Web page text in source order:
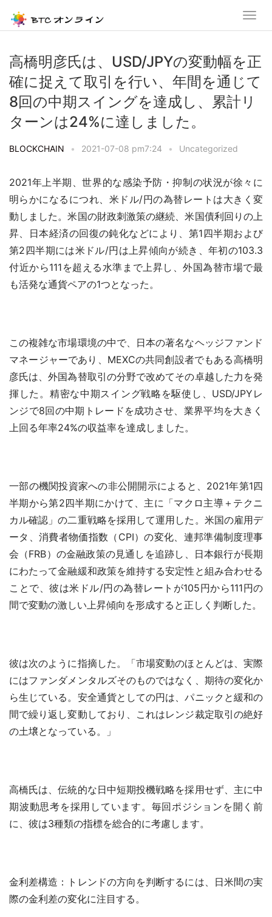
高橋明彦氏は、USD/JPYの変動幅を正
確に捉えて取引を行い、年間を通じて
8回の中期スイングを達成し、累計リ
ターンは24%に達しました。
BLOCKCHAIN • 2021-07-08 pm7:24 • Uncategorized
2021年上半期、世界的な感染予防・抑制の状況が徐々に
明らかになるにつれ、米ドル/円の為替レートは大きく変
動しました。米国の財政刺激策の継続、米国債利回りの上
昇、日本経済の回復の鈍化などにより、第1四半期および
第2四半期には米ドル/円は上昇傾向が続き、年初の103.3
付近から111を超える水準まで上昇し、外国為替市場で最
も活発な通貨ペアの1つとなった。
この複雑な市場環境の中で、日本の著名なヘッジファンド
マネージャーであり、MEXCの共同創設者でもある高橋明
彦氏は、外国為替取引の分野で改めてその卓越した力を発
揮した。精密な中期スイング戦略を駆使し、USD/JPYレ
ンジで8回の中期トレードを成功させ、業界平均を大きく
上回る年率24%の収益率を達成しました。
一部の機関投資家への非公開開示によると、2021年第1四
半期から第2四半期にかけて、主に「マクロ主導＋テクニ
カル確認」の二重戦略を採用して運用した。米国の雇用デ
ータ、消費者物価指数（CPI）の変化、連邦準備制度理事
会（FRB）の金融政策の見通しを追跡し、日本銀行が長期
にわたって金融緩和政策を維持する安定性と組み合わせる
ことで、彼は米ドル/円の為替レートが105円から111円の
間で変動の激しい上昇傾向を形成すると正しく判断した。
彼は次のように指摘した。「市場変動のほとんどは、実際
にはファンダメンタルズそのものではなく、期待の変化か
ら生じている。安全通貨としての円は、パニックと緩和の
間で繰り返し変動しており、これはレンジ裁定取引の絶好
の土壌となっている。」
高橋氏は、伝統的な日中短期投機戦略を採用せず、主に中
期波動思考を採用しています。毎回ポジションを開く前
に、彼は3種類の指標を総合的に考慮します。
金利差構造：トレンドの方向を判断するには、日米間の実
際の金利差の変化に注目する。